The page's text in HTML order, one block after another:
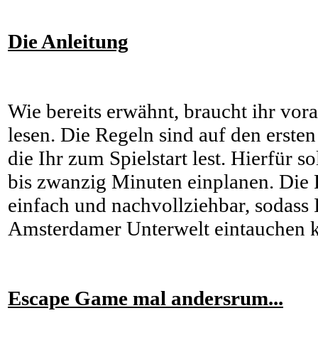
Die Anleitung
Wie bereits erwähnt, braucht ihr
lesen. Die Regeln sind auf den
die Ihr zum Spielstart lest. Hierfür
bis zwanzig Minuten einplanen. Die
einfach und nachvollziehbar,
Amsterdamer Unterwelt eintauchen
Escape Game mal andersrum...